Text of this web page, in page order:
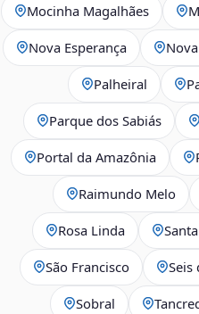
Mocinha Magalhães
Nova Esperança
Palheiral
Parque dos Sabiás
Portal da Amazônia
Raimundo Melo
Rosa Linda
São Francisco Seis
Sobral